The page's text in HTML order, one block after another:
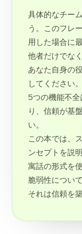
具体的なチー
う。このフレ
用した場合に
他者だけでな
あなた自身の
してください。
5つの機能不
り、信頼が基
い。
この本では、
ンセプトを説
寓話の形式を
脆弱性につい
それは信頼を